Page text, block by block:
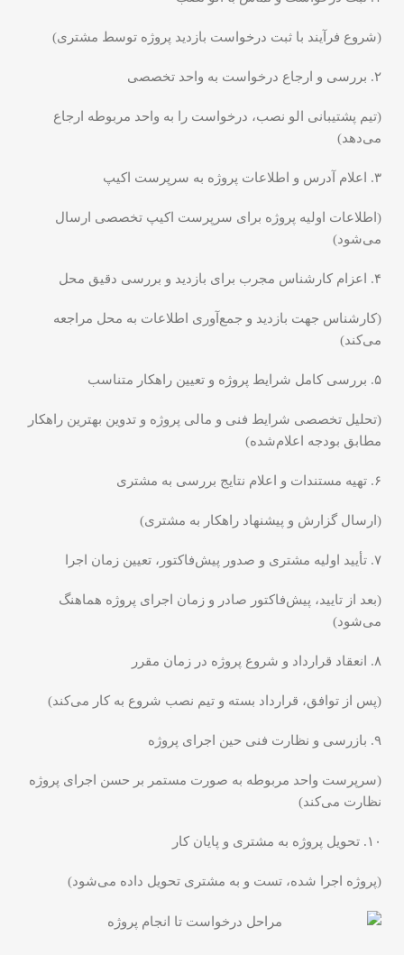
(شروع فرآیند با ثبت درخواست بازدید پروژه توسط مشتری)
۲. بررسی و ارجاع درخواست به واحد تخصصی
(تیم پشتیبانی الو نصب، درخواست را به واحد مربوطه ارجاع
می‌دهد)
۳. اعلام آدرس و اطلاعات پروژه به سرپرست اکیپ
(اطلاعات اولیه پروژه برای سرپرست اکیپ تخصصی ارسال
می‌شود)
۴. اعزام کارشناس مجرب برای بازدید و بررسی دقیق محل
(کارشناس جهت بازدید و جمع‌آوری اطلاعات به محل مراجعه
می‌کند)
۵. بررسی کامل شرایط پروژه و تعیین راهکار متناسب
(تحلیل تخصصی شرایط فنی و مالی پروژه و تدوین بهترین راهکار
مطابق بودجه اعلام‌شده)
۶. تهیه مستندات و اعلام نتایج بررسی به مشتری
(ارسال گزارش و پیشنهاد راهکار به مشتری)
۷. تأیید اولیه مشتری و صدور پیش‌فاکتور، تعیین زمان اجرا
(بعد از تایید، پیش‌فاکتور صادر و زمان اجرای پروژه هماهنگ
می‌شود)
۸. انعقاد قرارداد و شروع پروژه در زمان مقرر
(پس از توافق، قرارداد بسته و تیم نصب شروع به کار می‌کند)
۹. بازرسی و نظارت فنی حین اجرای پروژه
(سرپرست واحد مربوطه به صورت مستمر بر حسن اجرای پروژه
نظارت می‌کند)
۱۰. تحویل پروژه به مشتری و پایان کار
(پروژه اجرا شده، تست و به مشتری تحویل داده می‌شود)